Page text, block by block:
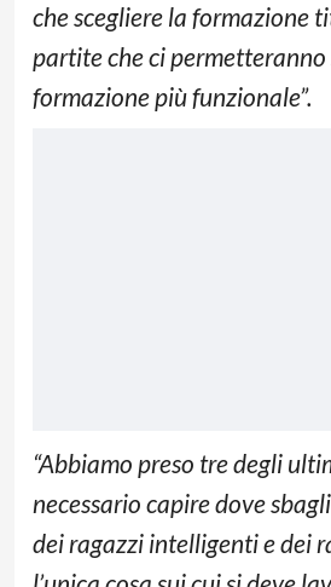
che scegliere la formazione
partite che ci
formazione più funzionale”.
“Abbiamo preso tre degli
necessario capire dove
dei ragazzi intelligenti e dei